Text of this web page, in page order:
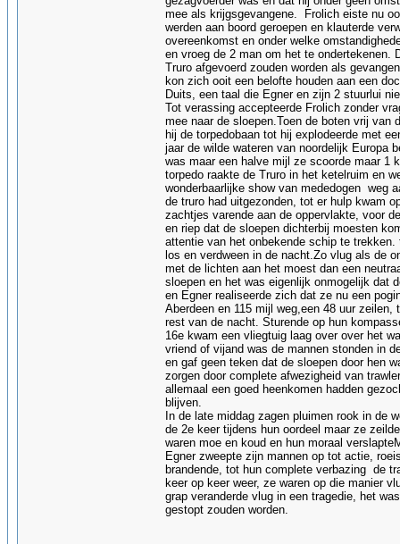
mee als krijgsgevangene. Frolich eiste nu
werden aan boord geroepen en klauterde
overeenkomst en onder welke
en vroeg de 2 man om het te ondertekenen.
Truro afgevoerd zouden worden als
kon zich ooit een belofte houden aan een
Duits, een taal die Egner en zijn 2 stuurlui
Tot verassing accepteerde Frolich zonder
mee naar de sloepen.Toen de boten vrij
hij de torpedobaan tot hij explodeerde met
jaar de wilde wateren van noordelijk Europa
was maar een halve mijl ze scoorde maar 1
torpedo raakte de Truro in het ketelruim en
wonderbaarlijke show van mededogen weg
de truro had uitgezonden, tot er hulp kwam
zachtjes varende aan de oppervlakte, voor
en riep dat de sloepen dichterbij moesten
attentie van het onbekende schip te
los en verdween in de nacht.Zo vlug als de
met de lichten aan het moest dan een
sloepen en het was eigenlijk onmogelijk dat
en Egner realiseerde zich dat ze nu een
Aberdeen en 115 mijl weg,een 48 uur
rest van de nacht. Sturende op hun
16e kwam een vliegtuig laag over over het
vriend of vijand was de mannen stonden in
en gaf geen teken dat de sloepen door hen
zorgen door complete afwezigheid van
allemaal een goed heenkomen hadden
blijven.
In de late middag zagen pluimen rook in de
de 2e keer tijdens hun oordeel maar ze
waren moe en koud en hun moraal
Egner zweepte zijn mannen op tot actie,
brandende, tot hun complete verbazing de
keer op keer weer, ze waren op die manier
grap veranderde vlug in een tragedie, het
gestopt zouden worden.